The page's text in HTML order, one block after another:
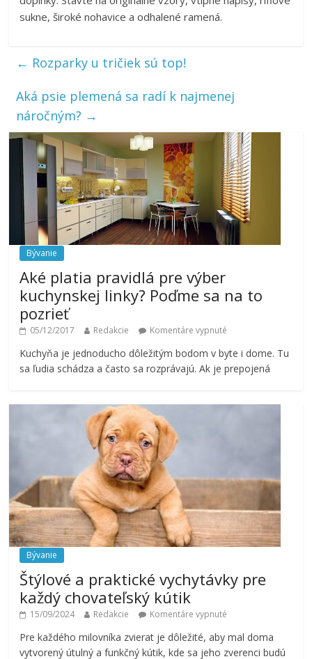
sukne, široké nohavice a odhalené ramená.
← Rozparky u tričiek sú top!
Aká psie plemená sa radí k najmenej
náročným? →
Bývanie
Aké platia pravidlá pre výber
kuchynskej linky? Poďme sa na to
pozrieť
05/12/2017 Redakcie Komentáre vypnuté
Kuchyňa je jednoducho dôležitým bodom v byte i dome. Tu
sa ľudia schádza a často sa rozprávajú. Ak je prepojená
Bývanie
Štýlové a praktické vychytávky pre
každý chovateľský kútik
15/09/2024 Redakcie Komentáre vypnuté
Pre každého milovníka zvierat je dôležité, aby mal doma
vytvorený útulný a funkčný kútik, kde sa jeho zverenci budú